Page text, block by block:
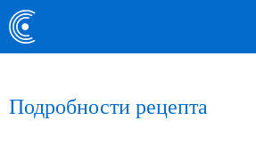
Подробности рецепта